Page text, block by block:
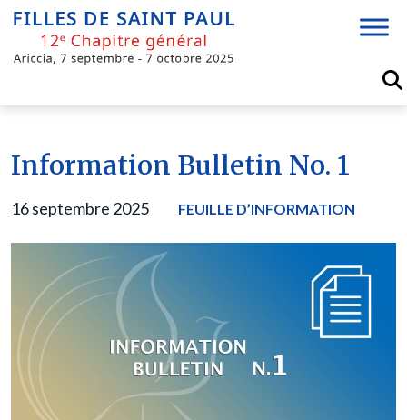
Skip
content
Information Bulletin No. 1
16 septembre 2025 FEUILLE D’INFORMATION